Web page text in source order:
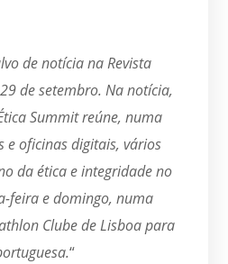
de notícia na Revista
de setembro. Na notícia,
Summit reúne, numa
e oficinas digitais, vários
da ética e integridade no
feira e domingo, numa
Clube de Lisboa para
“